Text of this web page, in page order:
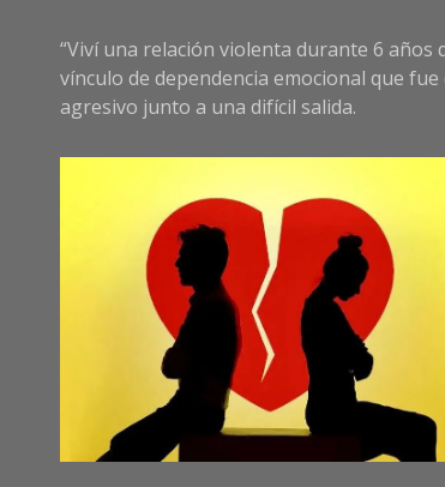
“Viví una relación violenta durante 6
vínculo de dependencia emocional que
agresivo junto a una difícil salida.